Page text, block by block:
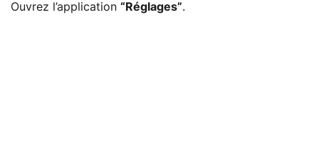
Ouvrez l’application “Réglages”.